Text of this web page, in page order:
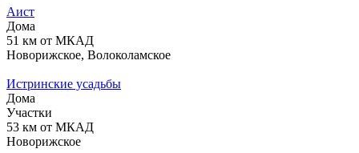
Аист
Дома
51 км от МКАД
Новорижское, Волоколамское
Истринские усадьбы
Дома
Участки
53 км от МКАД
Новорижское